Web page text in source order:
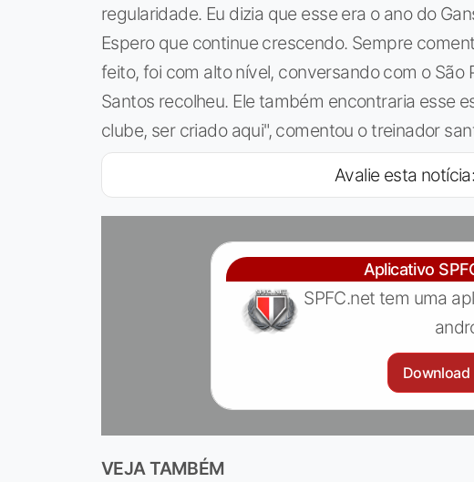
regularidade. Eu dizia que esse era o ano do
Espero que continue crescendo. Sempre
feito, foi com alto nível, conversando com o
Santos recolheu. Ele também encontraria esse
clube, ser criado aqui", comentou o treinador
Avalie esta notícia:
Aplicativo
SPFC.net tem uma
Download
VEJA TAMBÉM